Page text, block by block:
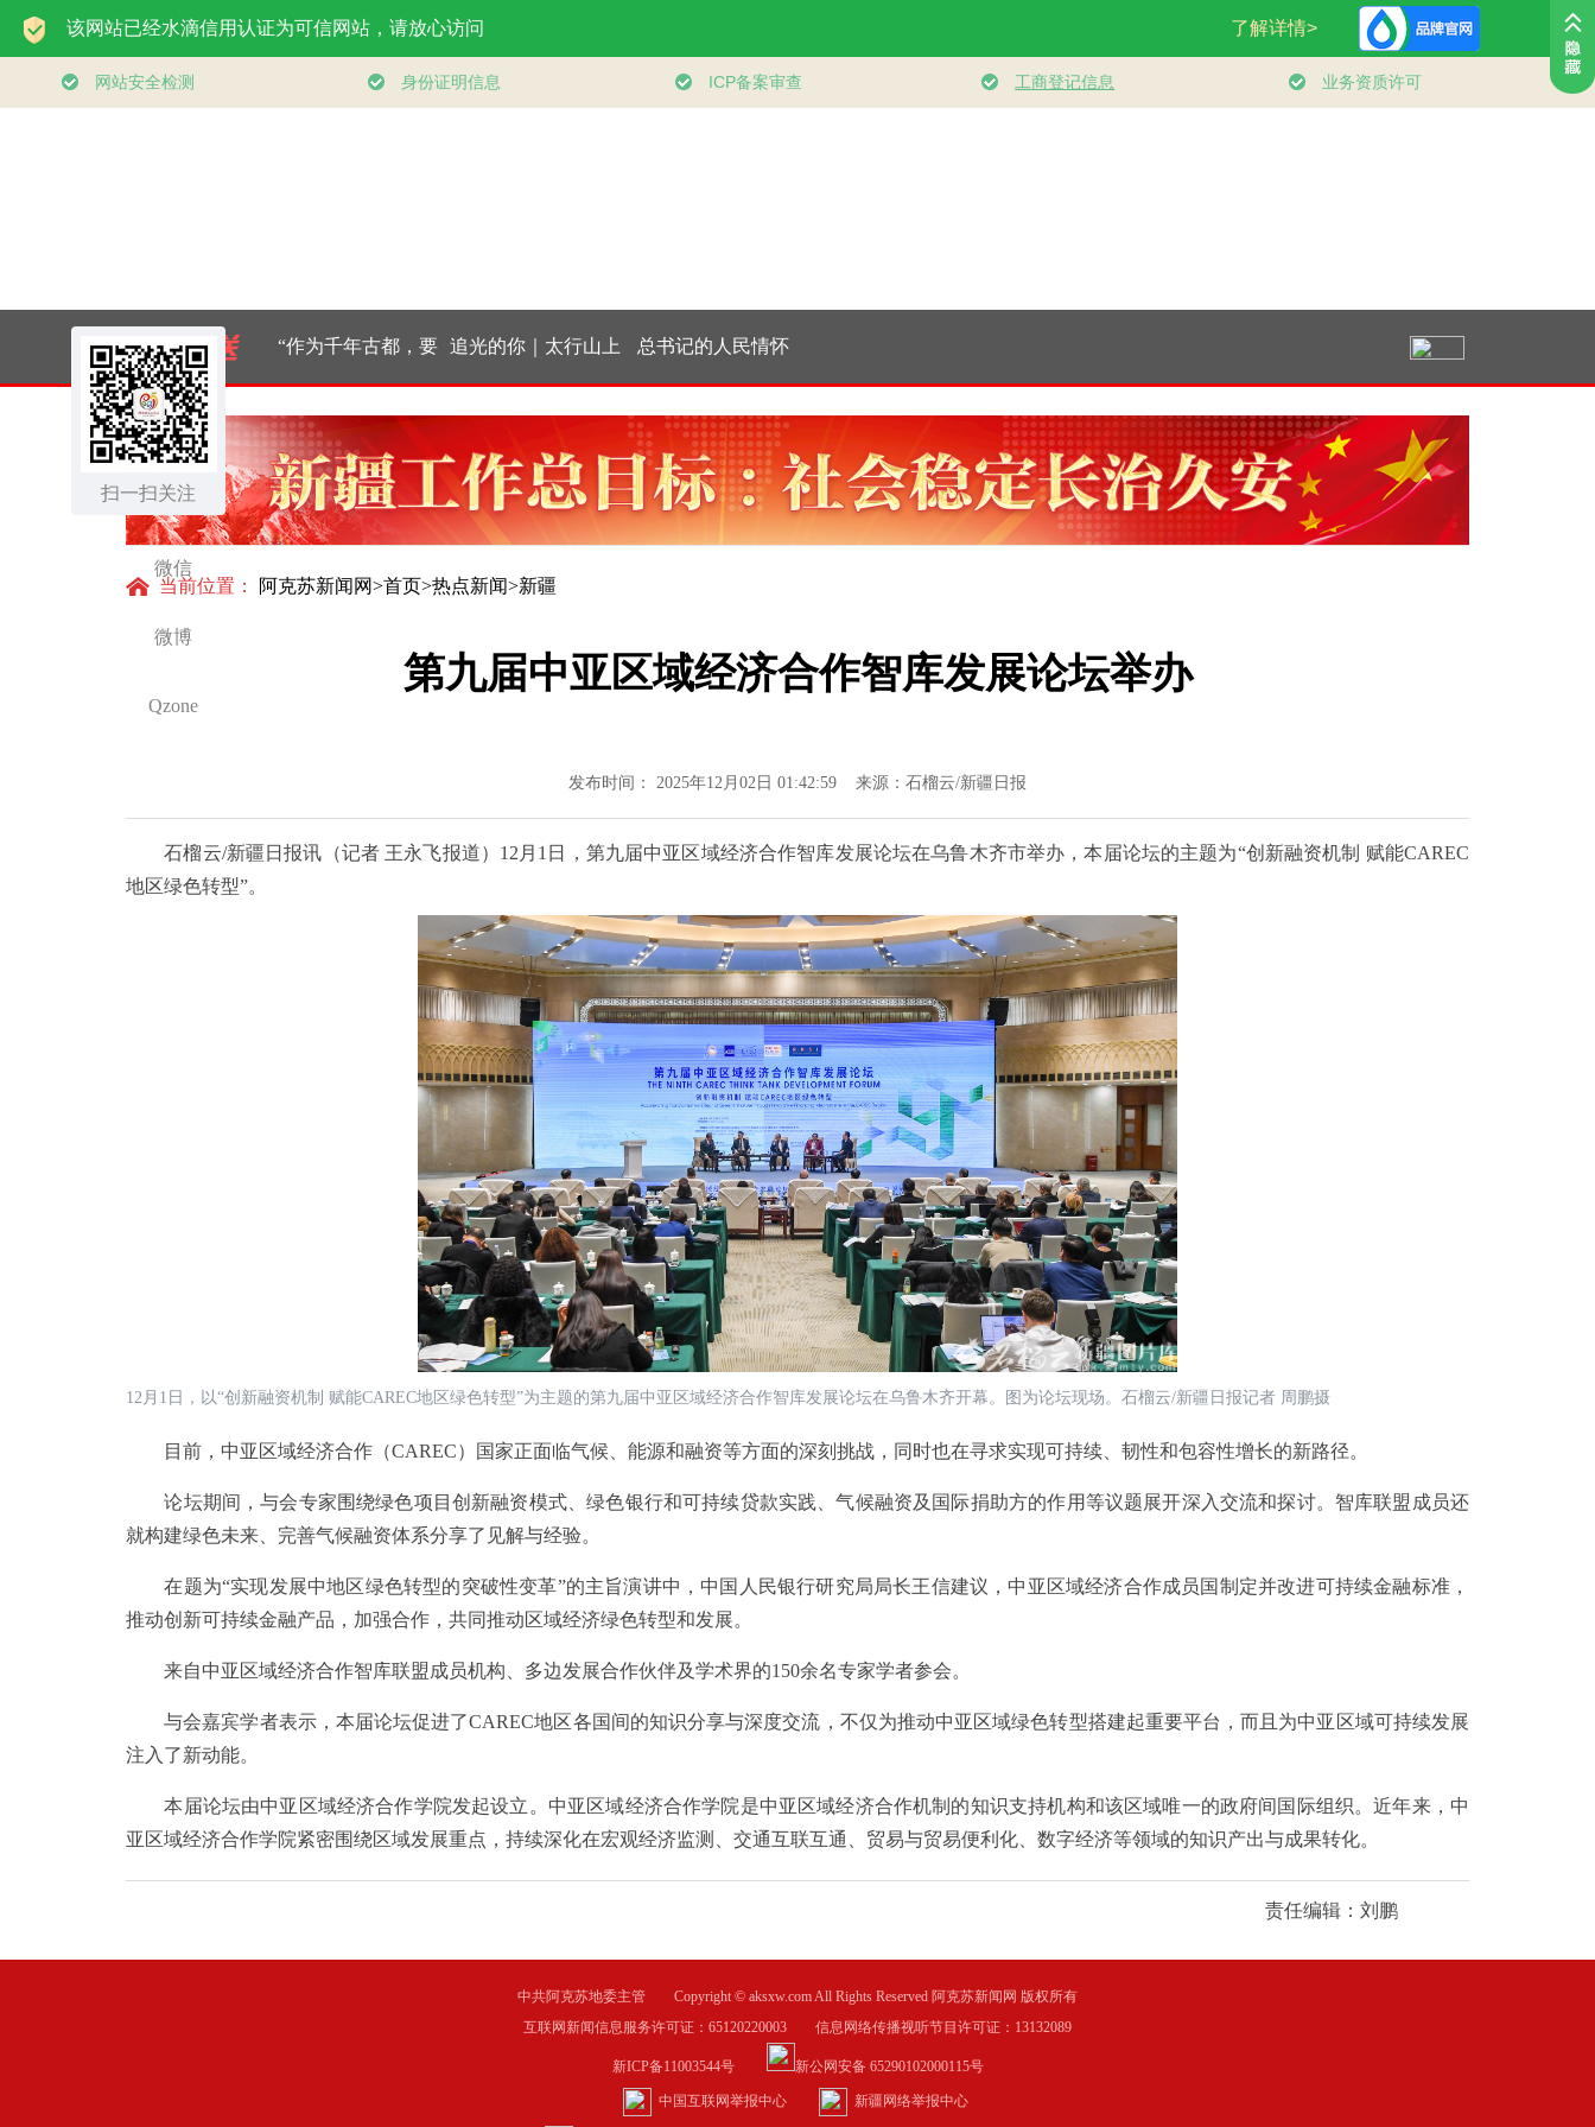
扫一扫关注
微信
微博
Qzone
领航丨夯实基础开新
局
习近平总书记关切事
｜厚植营商沃土推动
东北全面振兴
实干开新局｜消费市
场开局起势
大道行天下｜东方之
约，相约未来——中
国元首外交的世界情
把传统和现代有机融
合在一起”
追光的你｜太行山上
新愚公
当前位置： 阿克苏新闻网>首页>热点新闻>新疆
第九届中亚区域经济合作智库发展论坛举办
发布时间： 2025年12月02日 01:42:59 来源：石榴云/新疆日报
石榴云/新疆日报讯（记者 王永飞报道）12月1日，第九届中亚区域经济合作智库发展论坛在乌鲁木齐市举办，本届论坛的主题为“创新融资机制 赋能CAREC
地区绿色转型”。
12月1日，以“创新融资机制 赋能CAREC地区绿色转型”为主题的第九届中亚区域经济合作智库发展论坛在乌鲁木齐开幕。图为论坛现场。石榴云/新疆日报记者 周鹏摄
目前，中亚区域经济合作（CAREC）国家正面临气候、能源和融资等方面的深刻挑战，同时也在寻求实现可持续、韧性和包容性增长的新路径。
论坛期间，与会专家围绕绿色项目创新融资模式、绿色银行和可持续贷款实践、气候融资及国际捐助方的作用等议题展开深入交流和探讨。智库联盟成员还
就构建绿色未来、完善气候融资体系分享了见解与经验。
在题为“实现发展中地区绿色转型的突破性变革”的主旨演讲中，中国人民银行研究局局长王信建议，中亚区域经济合作成员国制定并改进可持续金融标准，
推动创新可持续金融产品，加强合作，共同推动区域经济绿色转型和发展。
来自中亚区域经济合作智库联盟成员机构、多边发展合作伙伴及学术界的150余名专家学者参会。
与会嘉宾学者表示，本届论坛促进了CAREC地区各国间的知识分享与深度交流，不仅为推动中亚区域绿色转型搭建起重要平台，而且为中亚区域可持续发展
注入了新动能。
本届论坛由中亚区域经济合作学院发起设立。中亚区域经济合作学院是中亚区域经济合作机制的知识支持机构和该区域唯一的政府间国际组织。近年来，中
亚区域经济合作学院紧密围绕区域发展重点，持续深化在宏观经济监测、交通互联互通、贸易与贸易便利化、数字经济等领域的知识产出与成果转化。
责任编辑：刘鹏
中共阿克苏地委主管 Copyright © aksxw.com All Rights Reserved 阿克苏新闻网 版权所有
互联网新闻信息服务许可证：65120220003 信息网络传播视听节目许可证：13132089
新ICP备11003544号 新公网安备 65290102000115号
中国互联网举报中心 新疆网络举报中心